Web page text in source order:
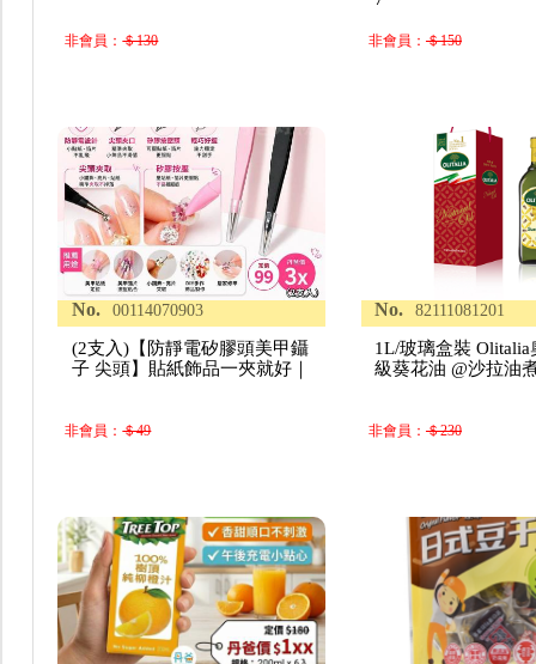
非會員：＄130 非會員： ＄150
No. 00114070903
(2支入)【防靜電矽膠頭美甲鑷
子 尖頭】貼紙飾品一夾就好｜
非會員：＄49
No. 82111081201
1L/玻璃盒裝 Olitalia
級葵花油 @沙拉油
非會員： ＄230